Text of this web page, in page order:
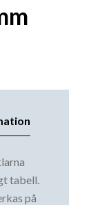
tabell.
på